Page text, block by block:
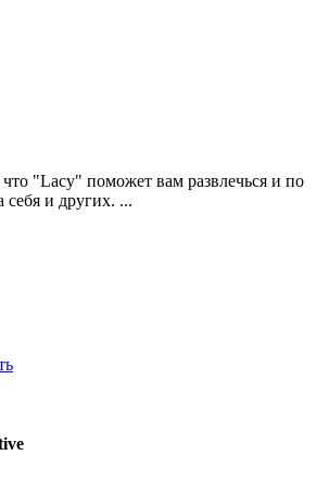
"Lacy" поможет вам развлечься и по
себя и других. ...